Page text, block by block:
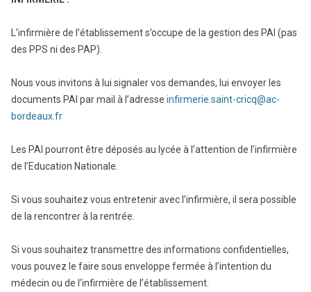
L’infirmière de l’établissement s’occupe de la gestion des PAI (pas
des PPS ni des PAP).
Nous vous invitons à lui signaler vos demandes, lui envoyer les
documents PAI par mail à l’adresse infirmerie.saint-cricq@ac-
bordeaux.fr
Les PAI pourront être déposés au lycée à l’attention de l’infirmière
de l’Education Nationale.
Si vous souhaitez vous entretenir avec l’infirmière, il sera possible
de la rencontrer à la rentrée.
Si vous souhaitez transmettre des informations confidentielles,
vous pouvez le faire sous enveloppe fermée à l’intention du
médecin ou de l’infirmière de l’établissement.